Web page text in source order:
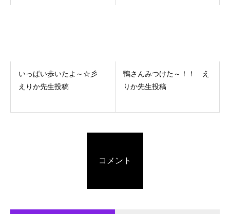
いっぱい歩いたよ～☆彡
えりか先生投稿
鴨さんみつけた～！！ え
りか先生投稿
コメント